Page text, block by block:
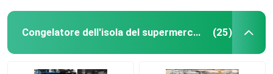
Congelatore dell'isola del supermercato (25)